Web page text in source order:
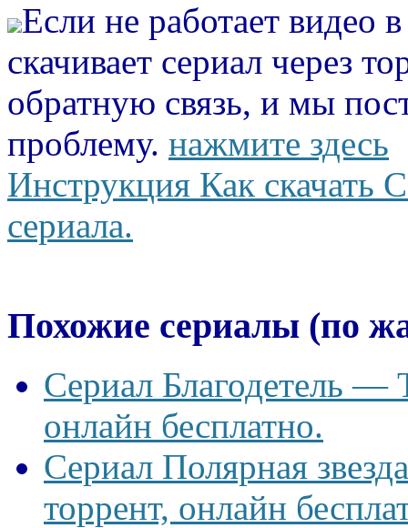
Если не работает видео
скачивает сериал через
обратную связь, и мы
проблему. нажмите здесь
Инструкция Как скачать
сериала.
Похожие сериалы (по
Сериал Благодетель —
онлайн бесплатно.
Сериал Полярная
торрент, онлайн